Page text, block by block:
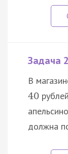
Задача
В
40
должна